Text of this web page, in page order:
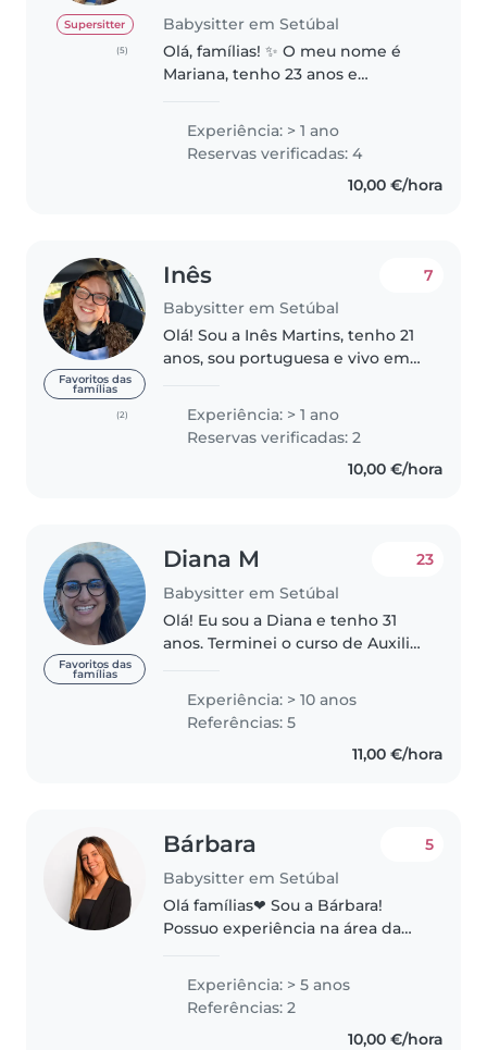
Supersitter
(5)
Babysitter em Setúbal
Olá, famílias! ✨ O meu nome é
Mariana, tenho 23 anos e
janeiro que se tornou o meu full-
time. Cuido de uma bebé de 1
Experiência: > 1 ano
Reservas verificadas: 4
10,00 €/hora
Favoritos das
famílias
(2)
Inês
Babysitter em Setúbal
7
Olá! Sou a Inês Martins, tenho 21
anos, sou portuguesa e vivo em
crianças, sou bastante
responsável, organizada e
Experiência: > 1 ano
Reservas verificadas: 2
10,00 €/hora
Favoritos das
famílias
Diana M
Babysitter em Setúbal
23
Olá! Eu sou a Diana e tenho 31
anos. Terminei o curso de Auxiliar
licenciei-me em Educação Básica
em 2019. O mestrado em
Educação Pré-Escolar teve
Experiência: > 10 anos
Referências: 5
11,00 €/hora
Bárbara
Babysitter em Setúbal
5
Olá famílias❤ Sou a Bárbara!
Possuo experiência na área da
tendo o curso de ação educativa
equivalente ao nível 4. Além de
prestar os cuidados básicos,..
Experiência: > 5 anos
Referências: 2
10,00 €/hora